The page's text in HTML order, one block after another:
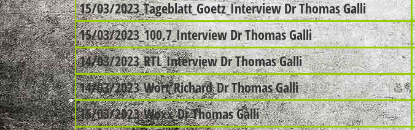
15/03/2023_Tageblatt_Goetz_Interview Dr Thomas Galli
15/03/2023_100,7_Interview Dr Thomas Galli
14/03/2023_RTL_Interview Dr Thomas Galli
14/03/2023_Wort_Richard_Dr Thomas Galli
15/03/2023_Woxx_Dr Thomas Galli